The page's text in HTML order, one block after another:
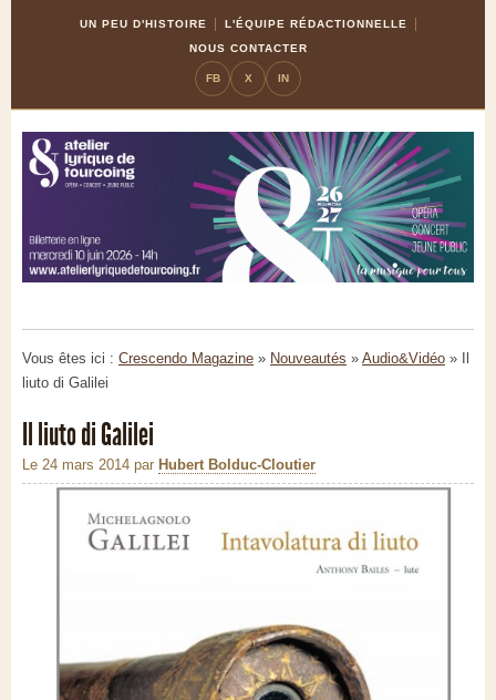
UN PEU D'HISTOIRE
L'ÉQUIPE RÉDACTIONNELLE
NOUS CONTACTER
FB X IN
Vous êtes ici : Crescendo Magazine » Nouveautés » Audio&Vidéo »
liuto di Galilei
Il liuto di Galilei
Le 24 mars 2014 par Hubert Bolduc-Cloutier